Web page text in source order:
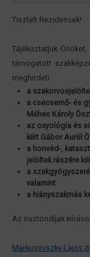
Tisztelt Rezidensek!
Tájékoztatjuk
támogatott
meghirdeti
a
a csecsemő- és
Méhes Károly
az oxyológia és
kiírt Gábor Aurél
a honvéd-,
jelöltek részére
a
valamint
a hiányszakmás
Az ösztöndíjak
Markusovszky Lajos